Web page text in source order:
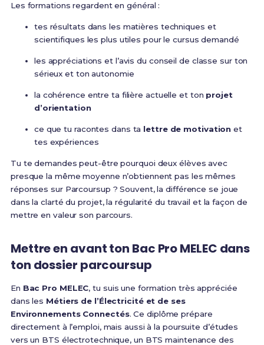
Les formations regardent en général :
tes résultats dans les matières techniques et
scientifiques les plus utiles pour le cursus demandé
les appréciations et l’avis du conseil de classe sur ton
sérieux et ton autonomie
la cohérence entre ta filière actuelle et ton projet
d’orientation
ce que tu racontes dans ta lettre de motivation et
tes expériences
Tu te demandes peut-être pourquoi deux élèves avec
presque la même moyenne n’obtiennent pas les mêmes
réponses sur Parcoursup ? Souvent, la différence se joue
dans la clarté du projet, la régularité du travail et la façon de
mettre en valeur son parcours.
Mettre en avant ton Bac Pro MELEC dans
ton dossier parcoursup
En Bac Pro MELEC, tu suis une formation très appréciée
dans les Métiers de l’Électricité et de ses
Environnements Connectés. Ce diplôme prépare
directement à l’emploi, mais aussi à la poursuite d’études
vers un BTS électrotechnique, un BTS maintenance des